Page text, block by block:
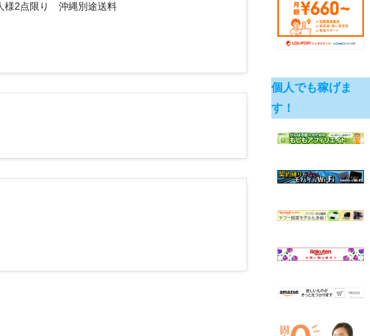
2点限り 沖縄別途送料
個人でも稼げま
す！